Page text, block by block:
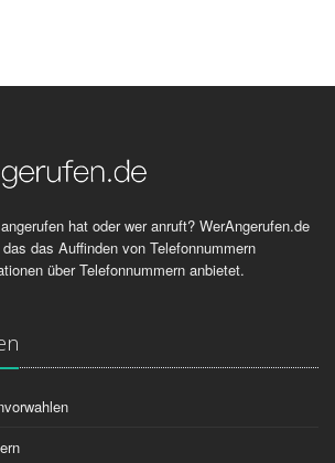
hat oder wer anruft? WerAngerufen.de
das Auffinden von Telefonnummern
über Telefonnummern anbietet.